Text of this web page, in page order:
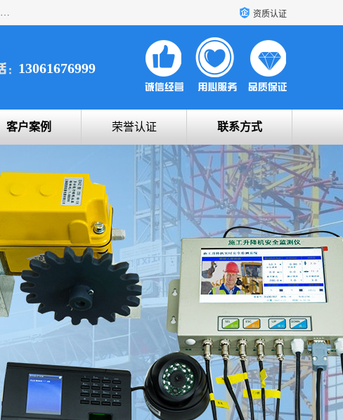
上海宇叶电子科技有限公司是吊钩视频监控、升降机监控、卸料平台监控、塔吊防碰撞、黑匣子防碰撞、风速仪，太阳能障碍灯安全提示灯等一系列升降机的常用配件产品专业研发生产加工的公司，拥有完整、科学的质量管理体系。 资质认证
13061676999
客户案例 荣誉认证 联系方式